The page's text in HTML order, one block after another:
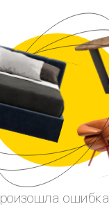
ошибка